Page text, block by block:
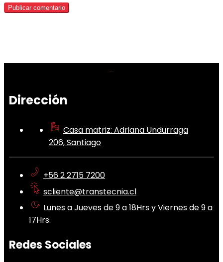
Dirección
Casa matriz: Adriana Undurraga
206, Santiago
+56 2 2715 7200
scliente@transtecnia.cl
Lunes a Jueves de 9 a 18Hrs y Viernes de 9 a
17Hrs.
Redes Sociales